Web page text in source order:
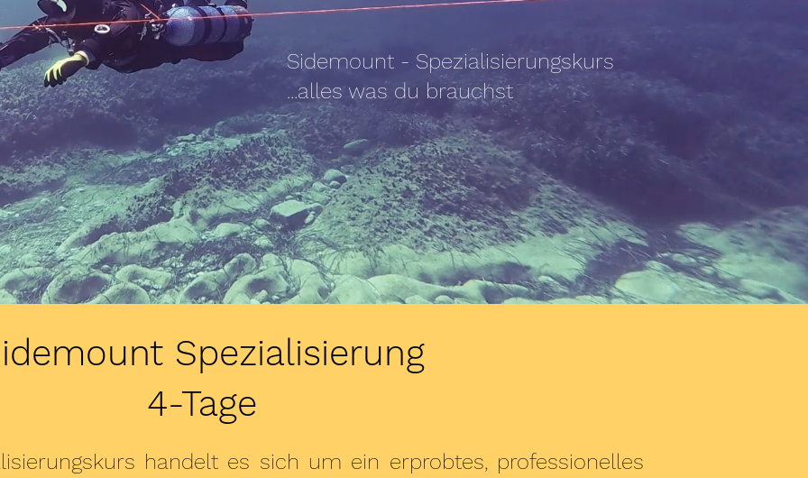
Sidemount - Spezialisierungskurs
...alles was du brauchst
Spezialisierung
4-Tage
handelt es sich um ein erprobtes, professionelles